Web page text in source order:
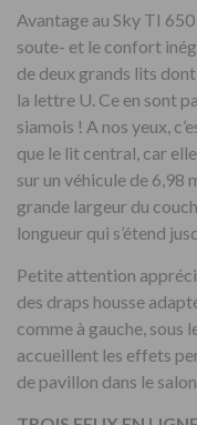
Avantage au Sky TI
soute- et le confort
de deux grands lits
la lettre U. Ce en sont
siamois ! A nos yeux,
que le lit central, car
sur un véhicule de 6,98
grande largeur du
longueur qui s’étend
Petite attention
des draps housse
comme à gauche, sous
accueillent les effets
de pavillon dans le